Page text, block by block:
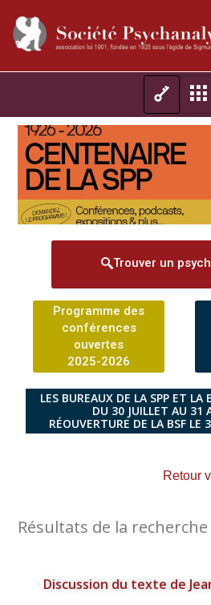
Trouver un
Programme des
conférences
ouvertes
2025-2026
LES BUREAUX DE LA SPP ET LA
DU 30 JUILLET AU 31
RÉOUVERTURE DE LA BSF LE
Retour
Résultats de la recherche
Discussion du texte de